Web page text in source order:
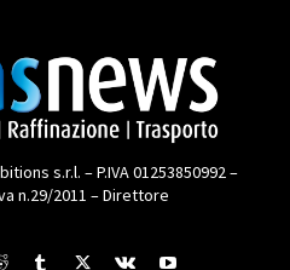
s.r.l. – P.IVA 01253850992 –
n.29/2011 – Direttore